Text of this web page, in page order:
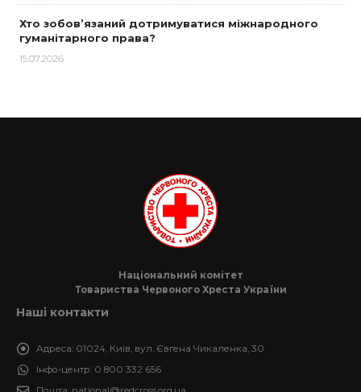
Хто зобов’язаний дотримуватися міжнародного
гуманітарного права?
15.07.2026
Національний комітет
Товариства Червоного Хреста України
Наші контакти
Адреса: 01024, Київ, вул. Євгена Чикаленка, 30
Інфо-центр: 0 800 332 656